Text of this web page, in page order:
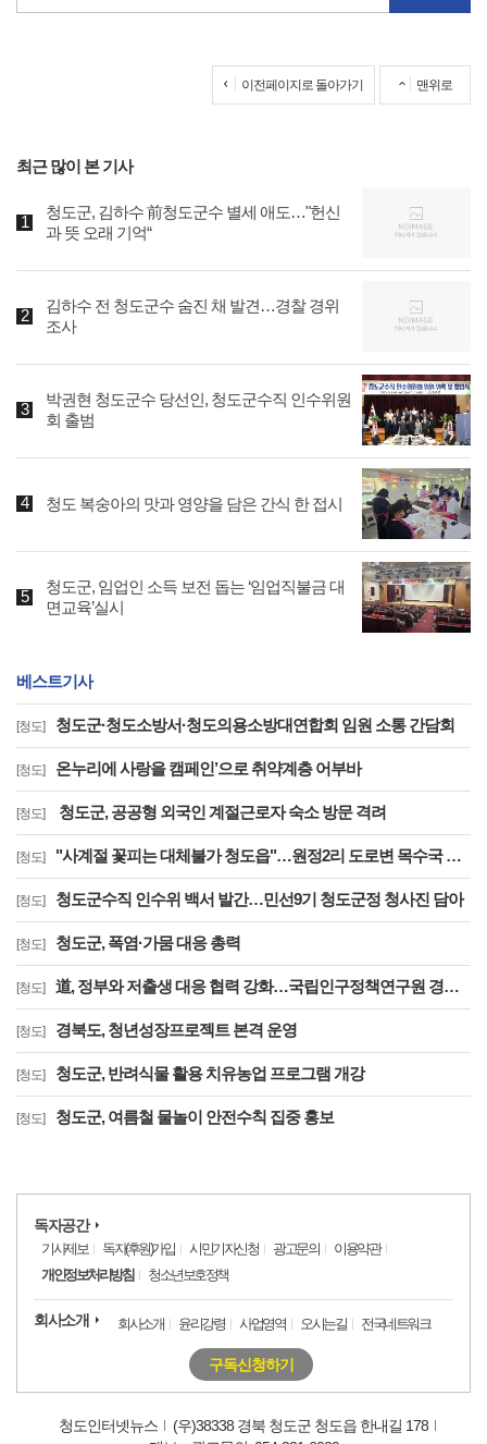
이전페이지로 돌아가기 맨위로
최근 많이 본 기사
청도군, 김하수 前청도군수 별세 애도…"헌신
과 뜻 오래 기억“
김하수 전 청도군수 숨진 채 발견…경찰 경위
조사
박권현 청도군수 당선인, 청도군수직 인수위원
회 출범
청도 복숭아의 맛과 영양을 담은 간식 한 접시
청도군, 임업인 소득 보전 돕는 ‘임업직불금 대
면교육’실시
베스트기사
[청도] 청도군·청도소방서·청도의용소방대연합회 임원 소통 간담회
[청도] 온누리에 사랑을 캠페인’으로 취약계층 어부바
[청도] 청도군, 공공형 외국인 계절근로자 숙소 방문 격려
[청도] "사계절 꽃피는 대체불가 청도읍"…원정2리 도로변 목수국 만개
[청도] 청도군수직 인수위 백서 발간…민선9기 청도군정 청사진 담아
[청도] 청도군, 폭염·가뭄 대응 총력
[청도] 道, 정부와 저출생 대응 협력 강화…국립인구정책연구원 경북 유치 건의
[청도] 경북도, 청년성장프로젝트 본격 운영
[청도] 청도군, 반려식물 활용 치유농업 프로그램 개강
[청도] 청도군, 여름철 물놀이 안전수칙 집중 홍보
독자공간
기사제보 독자(후원)가입 시민기자신청 광고문의
이용약관
개인정보처리방침
청소년보호정책
회사소개 회사소개 윤리강령 사업영역 오시는길 전국네트워크
구독신청하기
청도인터넷뉴스
(우)38338 경북 청도군 청도읍 한내길 178